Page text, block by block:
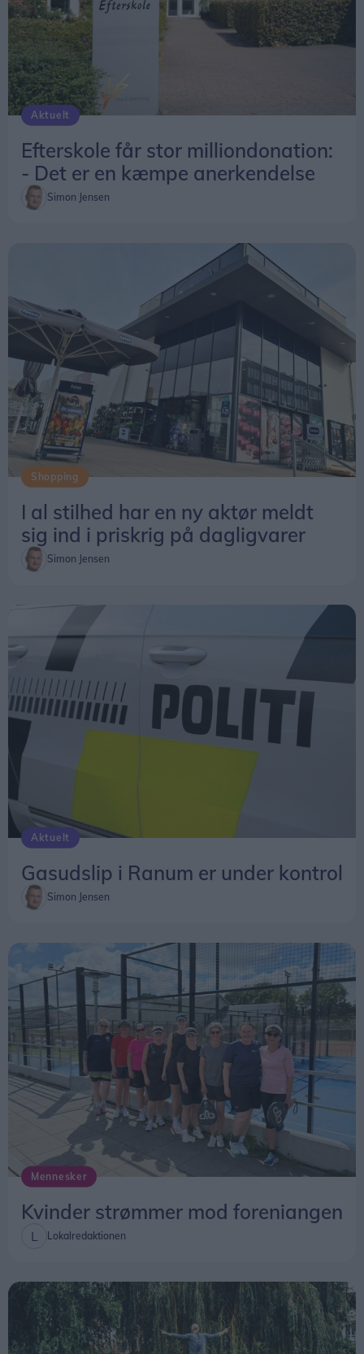
Aktuelt
Efterskole får stor milliondonation:
- Det er en kæmpe anerkendelse
Simon Jensen
Shopping
I al stilhed har en ny aktør meldt
sig ind i priskrig på dagligvarer
Simon Jensen
Aktuelt
Gasudslip i Ranum er under kontrol
Simon Jensen
Mennesker
Kvinder strømmer mod foreniangen
Lokalredaktionen